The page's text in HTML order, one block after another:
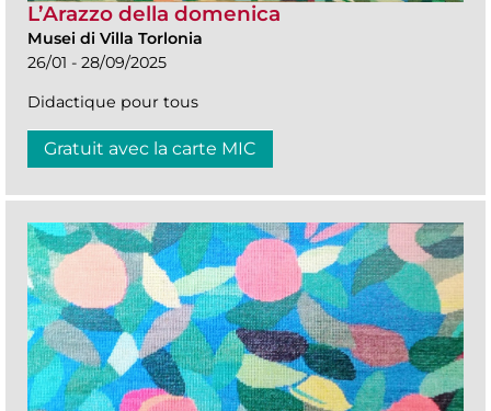
L’Arazzo della domenica
Musei di Villa Torlonia
26/01 - 28/09/2025
Didactique pour tous
Gratuit avec la carte MIC